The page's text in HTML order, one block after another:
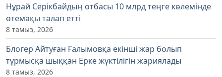
Нұрай Серікбайдың отбасы 10 млрд теңге көлемінде
өтемақы талап етті
8 тамыз, 2026
Блогер Айтуған Ғалымовқа екінші жар болып
тұрмысқа шыққан Ерке жүктілігін жариялады
8 тамыз, 2026